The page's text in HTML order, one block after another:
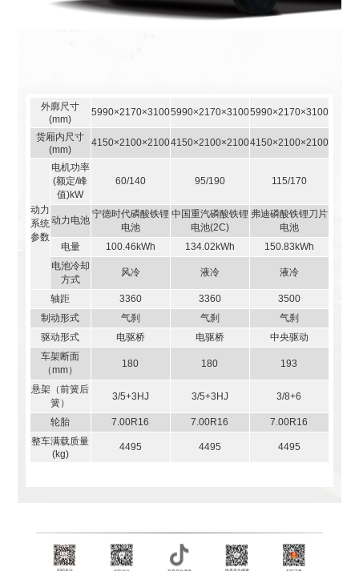
外廓尺寸
(mm)
5990×2170×31005990×2170×31005990×2170×3100
货厢内尺寸
(mm)
4150×2100×21004150×2100×21004150×2100×2100
动力
系统
参数
电机功率
(额定/峰
值)kW
60/140 95/190 115/170
动力电池
宁德时代磷酸铁锂
电池
中国重汽磷酸铁锂
电池(2C)
弗迪磷酸铁锂刀片
电池
电量
100.46kWh 134.02kWh
150.83kWh
电池冷却
方式
风冷 液冷 液冷
轴距 3360 3360
3500
制动形式
气刹 气刹
气刹
驱动形式
电驱桥 电驱桥
中央驱动
车架断面
（mm）
180 180 193
悬架（前簧后
簧）
3/5+3HJ 3/5+3HJ 3/8+6
轮胎 7.00R16 7.00R16
7.00R16
整车满载质量
(kg)
4495 4495 4495